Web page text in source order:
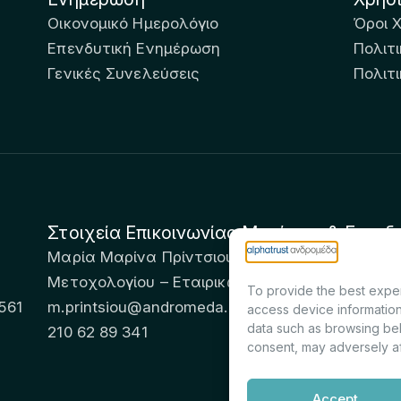
To provide the best
access device
data such as browsing
consent, may adversely
Οικονομικό Ημερολόγιο
Επενδυτική Ενημέρωση
Γενικές Συνελεύσεις
Όροι
Στοιχεία Επικοινωνίας Μετόχων &
Μαρία Μαρίνα Πρίντσιου – Corporate
Μετοχολογίου – Εταιρικών Ανακοινώσεων
m.printsiou@andromeda.eu
210 62 89 341